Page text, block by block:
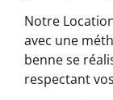
Notre
avec une
benne se
respectant